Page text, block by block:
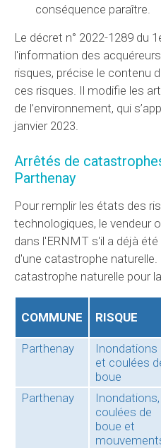
conséquence paraître.
Le décret n° 2022-1289 du
l'information des
risques, précise le contenu
ces risques. Il modifie les
de l’environnement, qui
janvier 2023.
Arrêtés de
Parthenay
Pour remplir les états des
technologiques, le vendeur
dans l'ERNMT s'il a déjà
d'une catastrophe
catastrophe naturelle pour
COMMUNE RISQUE
Parthenay
Inondations
et coulées
boue
Parthenay
Inondations,
coulées de
boue et